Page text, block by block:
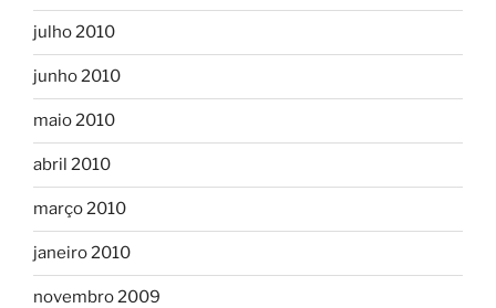
julho 2010
junho 2010
maio 2010
abril 2010
março 2010
janeiro 2010
novembro 2009